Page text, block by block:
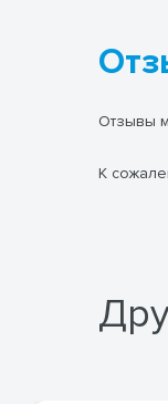
Отзывы
К